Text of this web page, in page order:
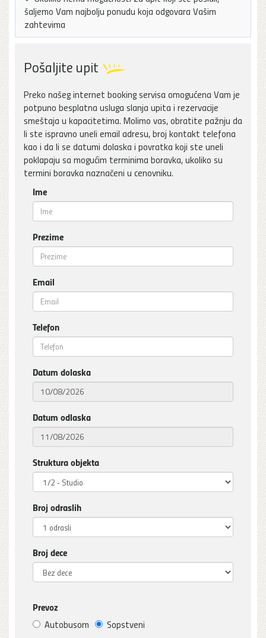
šaljemo Vam najbolju ponudu koja odgovara Vašim
zahtevima
Pošaljite upit
Preko našeg internet booking servisa omogućena Vam je
potpuno besplatna usluga slanja upita i rezervacije
smeštaja u kapacitetima. Molimo vas, obratite pažnju da
li ste ispravno uneli email adresu, broj kontakt telefona
kao i da li se datumi dolaska i povratka koji ste uneli
poklapaju sa mogućim terminima boravka, ukoliko su
termini boravka naznačeni u cenovniku.
Ime
Prezime
Email
Telefon
Datum dolaska
Datum odlaska
Struktura objekta
Broj odraslih
Broj dece
Prevoz
Autobusom Sopstveni